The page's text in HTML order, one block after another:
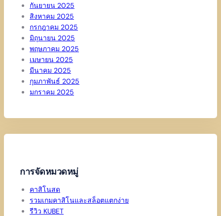
กันยายน 2025
สิงหาคม 2025
กรกฎาคม 2025
มิถุนายน 2025
พฤษภาคม 2025
เมษายน 2025
มีนาคม 2025
กุมภาพันธ์ 2025
มกราคม 2025
การจัดหมวดหมู่
คาสิโนสด
รวมเกมคาสิโนและสล็อตแตกง่าย
รีวิว KUBET